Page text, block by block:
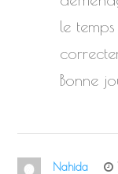
le
Bonne
Nahida